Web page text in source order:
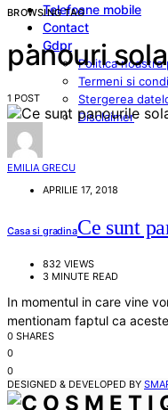
Telefoane mobile
Contact
Gdpr
Politica noastra
Termeni si
Stergerea
Disclaimer
BROWSING TAG
panouri
1 POST
EMILIA GRECU
APRILIE 17, 2018
Casa si gradinaCe sunt
832 VIEWS
3 MINUTE READ
In momentul in care vine
mentionam faptul ca
0 SHARES
0
0
DESIGNED & DEVELOPED BY